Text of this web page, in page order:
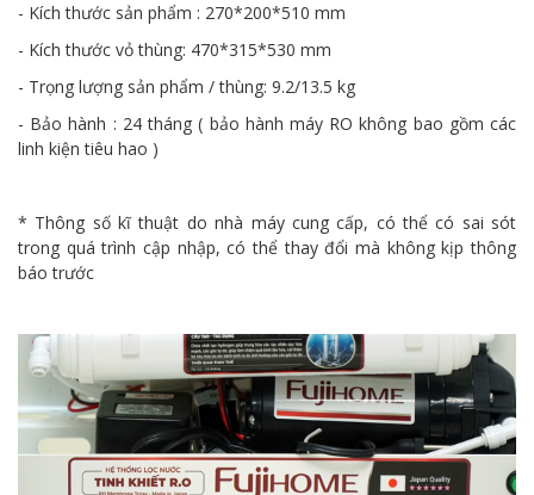
- Kích thước sản phẩm : 270*200*510 mm
- Kích thước vỏ thùng: 470*315*530 mm
- Trọng lượng sản phẩm / thùng: 9.2/13.5 kg
- Bảo hành : 24 tháng ( bảo hành máy RO không bao gồm các
linh kiện tiêu hao )
* Thông số kĩ thuật do nhà máy cung cấp, có thể có sai sót
trong quá trình cập nhập, có thể thay đổi mà không kịp thông
báo trước